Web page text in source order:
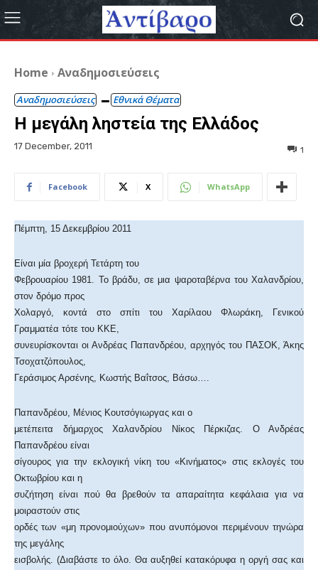
Home Αναδημοσιεύσεις
Αναδημοσιεύσεις Εθνικά Θέματα
Η μεγάλη ληστεία της Ελλάδoς
17 December, 2011 1
Facebook X WhatsApp
Πέμπτη, 15 Δεκεμβρίου 2011
Είναι μία βροχερή Τετάρτη του
Φεβρουαρίου 1981. Το βράδυ, σε μια ψαροταβέρνα του Χαλανδρίου,
στον δρόμο προς
Χολαργό, κοντά στο σπίτι του Χαρίλαου Φλωράκη, Γενικού
Γραμματέα τότε του ΚΚΕ,
συνευρίσκονται οι Ανδρέας Παπανδρέου, αρχηγός του ΠΑΣΟΚ, Άκης
Τσοχατζόπουλος,
Γεράσιμος Αρσένης, Κωστής Βαΐτσος, Βάσω….
Παπανδρέου, Μένιος Κουτσόγιωργας και ο
μετέπειτα δήμαρχος Χαλανδρίου Νίκος Πέρκιζας. Ο Ανδρέας
Παπανδρέου είναι
σίγουρος για την εκλογική νίκη του «Κινήματος» στις εκλογές του
Οκτωβρίου και η
συζήτηση είναι πού θα βρεθούν τα απαραίτητα κεφάλαια για να
μοιραστούν στις
ορδές των «μη προνομιούχων» που ανυπόμονοι περιμένουν τηνώρα
της μεγάλης
εισβολής. (Διαβάστε το όλο. Θα αυξηθεί κατακόρυφα η οργή σας και